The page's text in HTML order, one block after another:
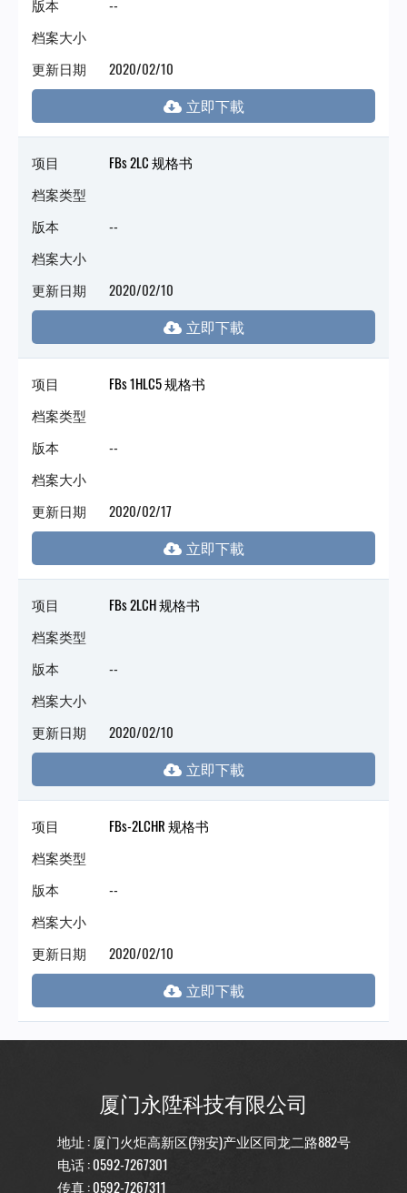
版本
--
档案大小
更新日期
2020/02/10
项目
FBs 2LC 规格书
档案类型
版本
--
档案大小
更新日期
2020/02/10
项目
FBs 1HLC5 规格书
档案类型
版本
--
档案大小
更新日期
2020/02/17
项目
FBs 2LCH 规格书
档案类型
版本
--
档案大小
更新日期
2020/02/10
项目
FBs-2LCHR 规格书
档案类型
版本
--
档案大小
更新日期
2020/02/10
厦门永陞科技有限公司
地址 : 厦门火炬高新区(翔安)产业区同龙二路882号
电话 :0592-7267301
传真 : 0592-7267311